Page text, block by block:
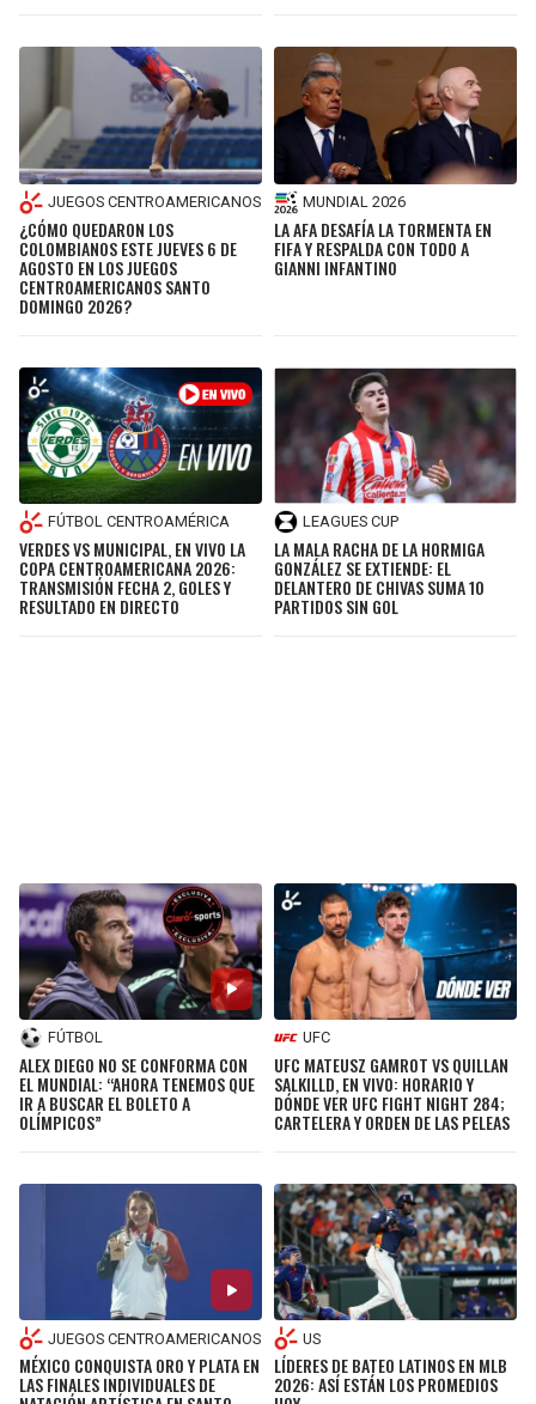
JUEGOS CENTROAMERICANOS
¿CÓMO QUEDARON LOS
COLOMBIANOS ESTE JUEVES 6 DE
AGOSTO EN LOS JUEGOS
CENTROAMERICANOS SANTO
DOMINGO 2026?
MUNDIAL 2026
LA AFA DESAFÍA LA TORMENTA EN
FIFA Y RESPALDA CON TODO A
GIANNI INFANTINO
FÚTBOL CENTROAMÉRICA
VERDES VS MUNICIPAL, EN VIVO LA
COPA CENTROAMERICANA 2026:
TRANSMISIÓN FECHA 2, GOLES Y
RESULTADO EN DIRECTO
LEAGUES CUP
LA MALA RACHA DE LA HORMIGA
GONZÁLEZ SE EXTIENDE: EL
DELANTERO DE CHIVAS SUMA 10
PARTIDOS SIN GOL
FÚTBOL
ALEX DIEGO NO SE CONFORMA CON
EL MUNDIAL: “AHORA TENEMOS QUE
IR A BUSCAR EL BOLETO A
OLÍMPICOS”
UFC
UFC MATEUSZ GAMROT VS QUILLAN
SALKILLD, EN VIVO: HORARIO Y
DÓNDE VER UFC FIGHT NIGHT 284;
CARTELERA Y ORDEN DE LAS PELEAS
JUEGOS CENTROAMERICANOS
MÉXICO CONQUISTA ORO Y PLATA EN
LAS FINALES INDIVIDUALES DE
US
LÍDERES DE BATEO LATINOS EN MLB
2026: ASÍ ESTÁN LOS PROMEDIOS